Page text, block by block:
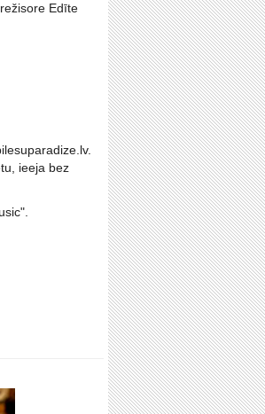
Edīte
ieeja bez